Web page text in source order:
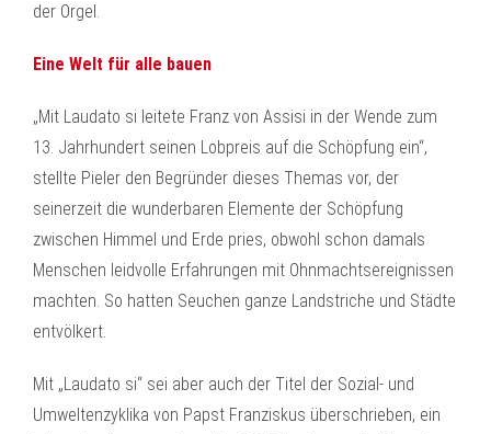
der Orgel.
Eine Welt für alle bauen
„Mit Laudato si leitete Franz von Assisi in der Wende zum
13. Jahrhundert seinen Lobpreis auf die Schöpfung ein“,
stellte Pieler den Begründer dieses Themas vor, der
seinerzeit die wunderbaren Elemente der Schöpfung
zwischen Himmel und Erde pries, obwohl schon damals
Menschen leidvolle Erfahrungen mit Ohnmachtsereignissen
machten. So hatten Seuchen ganze Landstriche und Städte
entvölkert.
Mit „Laudato si“ sei aber auch der Titel der Sozial- und
Umweltenzyklika von Papst Franziskus überschrieben, ein